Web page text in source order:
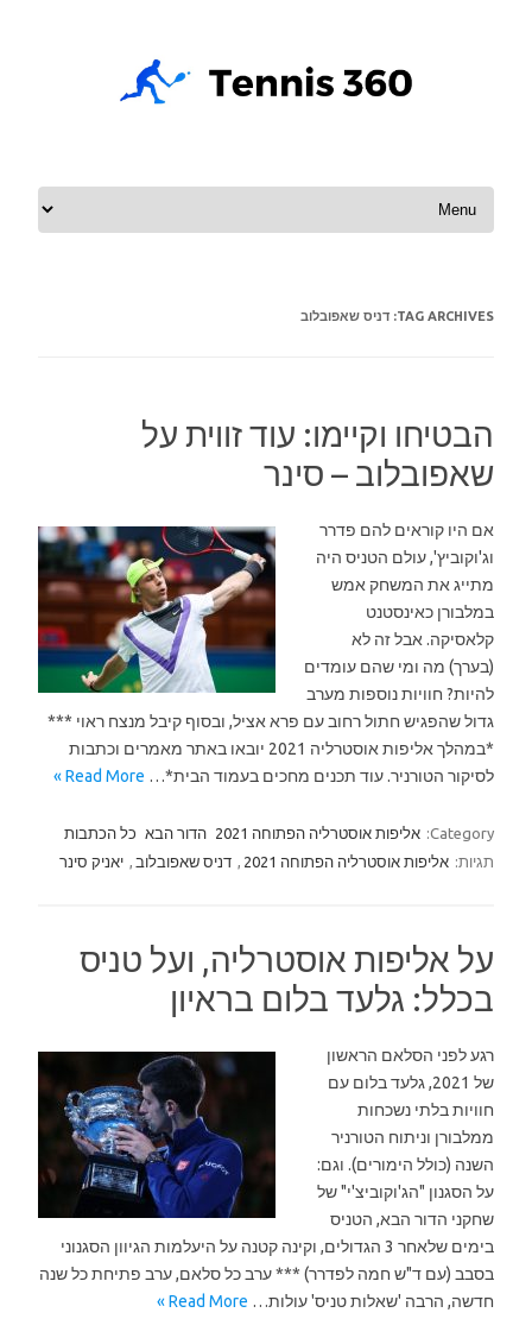
Skip to content
TAG ARCHIVES: דניס שאפובלוב
הבטיחו וקיימו: עוד זווית על
שאפובלוב – סינר
אם היו קוראים להם פדרר
וג'וקוביץ', עולם הטניס היה
מתייג את המשחק אמש
במלבורן כאינסטנט
קלאסיקה. אבל זה לא
(בערך) מה ומי שהם עומדים
להיות? חוויות נוספות מערב
גדול שהפגיש חתול רחוב עם פרא אציל, ובסוף קיבל מנצח ראוי ***
*במהלך אליפות אוסטרליה 2021 יובאו באתר מאמרים וכתבות
לסיקור הטורניר. עוד תכנים מחכים בעמוד הבית*… Read More »
Category: אליפות אוסטרליה הפתוחה 2021 הדור הבא
כל הכתבות
תגיות: אליפות אוסטרליה הפתוחה 2021 דניס שאפובלוב יאניק סינר
על אליפות אוסטרליה, ועל טניס
בכלל: גלעד בלום בראיון
רגע לפני הסלאם הראשון
של 2021, גלעד בלום עם
חוויות בלתי נשכחות
ממלבורן וניתוח הטורניר
השנה (כולל הימורים). וגם:
על הסגנון "הג'וקוביצ'י" של
שחקני הדור הבא, הטניס
בימים שלאחר 3 הגדולים, וקינה קטנה על היעלמות הגיוון הסגנוני
בסבב (עם ד"ש חמה לפדרר) *** ערב כל סלאם, ערב פתיחת כל שנה
חדשה, הרבה 'שאלות טניס' עולות… Read More »